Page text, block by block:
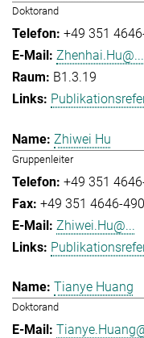
Doktorand
+49 351
Zhenhai.Hu@...
B1.3.19
Zhiwei Hu
Gruppenleiter
+49 351
+49 351 4646-
Zhiwei.Hu@...
Tianye Huang
Doktorand